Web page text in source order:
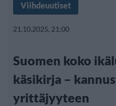
Viihdeuutiset
21.10.2025, 21:00
Suomen koko
käsikirja –
yrittäjyyteen